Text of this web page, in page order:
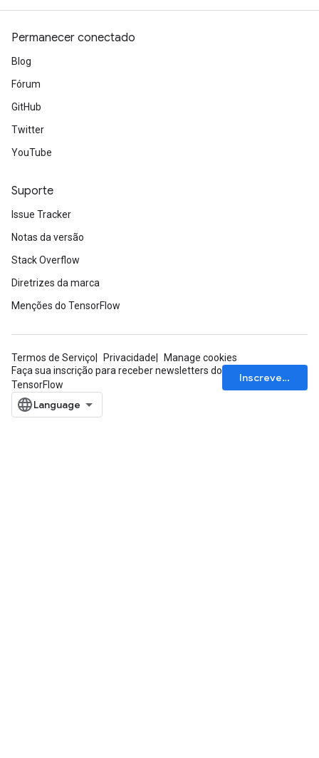
Permanecer conectado
Blog
Fórum
GitHub
Twitter
YouTube
Suporte
Issue Tracker
Notas da versão
Stack Overflow
Diretrizes da marca
Menções do TensorFlow
Termos de Serviço Privacidade
Manage cookies
Faça sua inscrição para receber newsletters do
TensorFlow
Inscrever-se